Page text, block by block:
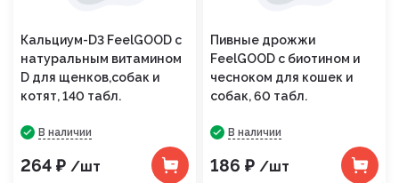
Кальциум-D3 FeelGOOD с
натуральным витамином
D для щенков,собак и
котят, 140 табл.
В наличии
264 ₽ /шт
Пивные дрожжи
FeelGOOD с биотином и
чесноком для кошек и
собак, 60 табл.
В наличии
186 ₽ /шт